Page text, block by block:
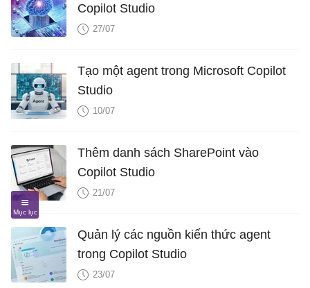
Copilot Studio
27/07
Tạo một agent trong Microsoft Copilot
Studio
10/07
Thêm danh sách SharePoint vào
Copilot Studio
21/07
Quản lý các nguồn kiến ​​thức agent
trong Copilot Studio
23/07